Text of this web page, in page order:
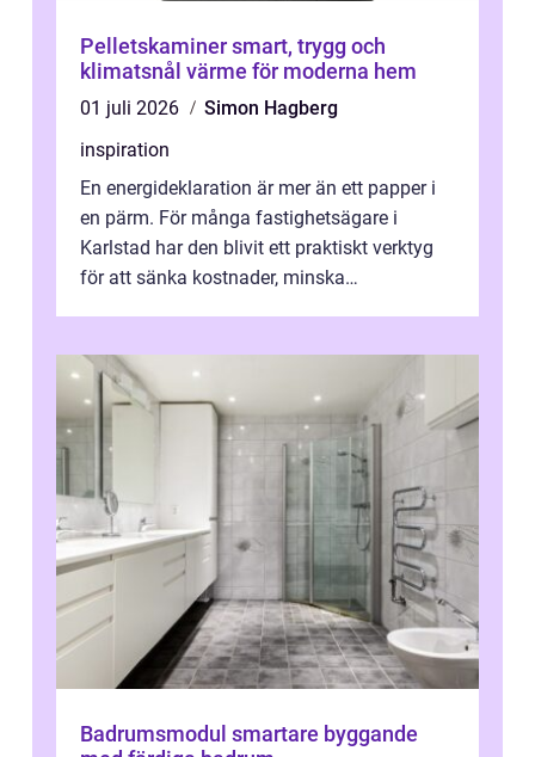
Pelletskaminer smart, trygg och
klimatsnål värme för moderna hem
01 juli 2026
Simon Hagberg
inspiration
En energideklaration är mer än ett papper i
en pärm. För många fastighetsägare i
Karlstad har den blivit ett praktiskt verktyg
för att sänka kostnader, minska
Badrumsmodul smartare byggande